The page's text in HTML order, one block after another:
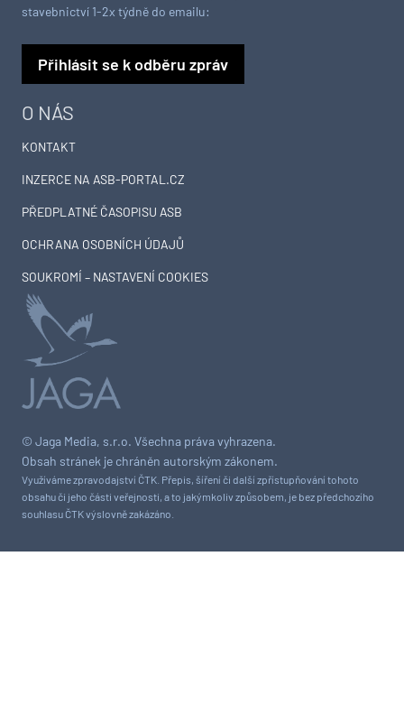
© Jaga Media, s.r.o. Všechna práva vyhrazena.
Obsah stránek je chráněn autorským zákonem.
Využíváme zpravodajství ČTK. Přepis, šíření či další zpřístupňování tohoto
obsahu či jeho části veřejnosti, a to jakýmkoliv způsobem, je bez předchozího
souhlasu ČTK výslovně zakázáno.
O NÁS
KONTAKT
INZERCE NA ASB-PORTAL.CZ
PŘEDPLATNÉ ČASOPISU ASB
OCHRANA OSOBNÍCH ÚDAJŮ
SOUKROMÍ – NASTAVENÍ COOKIES
stavebnictví 1-2x týdně do emailu:
Přihlásit se k odběru zpráv